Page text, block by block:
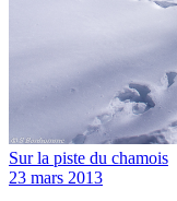
Sur la piste du chamois
23 mars 2013